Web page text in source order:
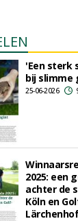
'Een sterk
bij slimme
25-06-2026
2025: een
achter de
Köln en
Lärchenhof